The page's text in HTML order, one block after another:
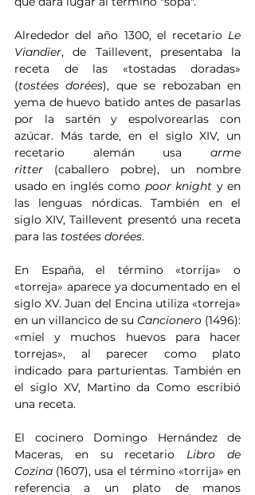
Alrededor del año 1300, el recetario Le
Viandier, de Taillevent, presentaba la
receta de las «tostadas doradas»
(tostées dorées), que se rebozaban en
yema de huevo batido antes de pasarlas
por la sartén y espolvorearlas con
azúcar. Más tarde, en el siglo XIV, un
recetario alemán usa arme
ritter (caballero pobre), un nombre
usado en inglés como poor knight y en
las lenguas nórdicas. También en el
siglo XIV, Taillevent presentó una receta
para las tostées dorées.
En España, el término «torrija» o
«torreja» aparece ya documentado en el
siglo XV. Juan del Encina utiliza «torreja»
en un villancico de su Cancionero (1496):
«miel y muchos huevos para hacer
torrejas», al parecer como plato
indicado para parturientas. También en
el siglo XV, Martino da Como escribió
una receta.
El cocinero Domingo Hernández de
Maceras, en su recetario Libro de
Cozina (1607), usa el término «torrija» en
referencia a un plato de manos